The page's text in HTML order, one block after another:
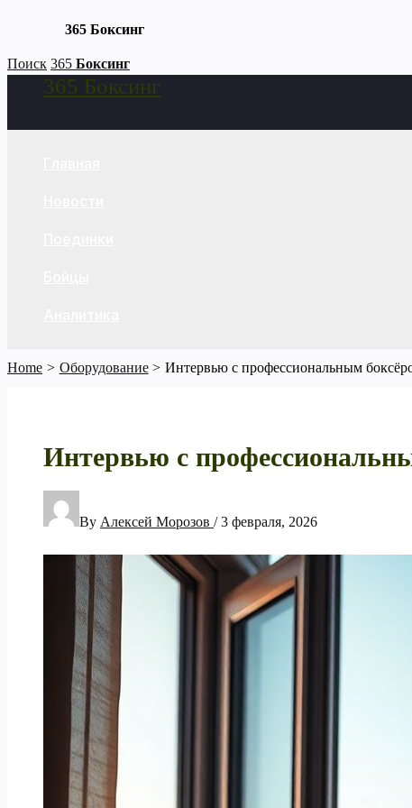
365 Боксинг
Skip
Поиск 365 Боксинг
365 Боксинг
Home Оборудование Интервью с профессиональным
Интервью с
By Алексей Морозов /3 февраля, 2026